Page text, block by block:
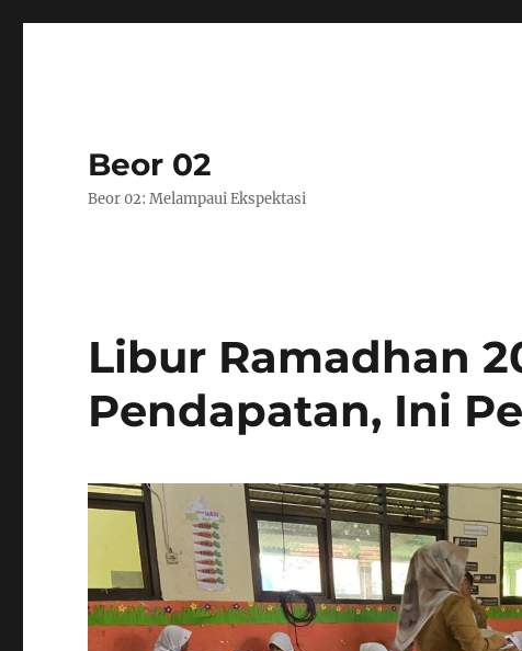
Beor 02
Beor 02: Melampaui Ekspektasi
Libur Ramadhan
Pendapatan, Ini